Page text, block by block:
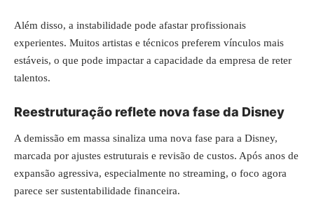
Além disso, a instabilidade pode afastar profissionais
experientes. Muitos artistas e técnicos preferem vínculos mais
estáveis, o que pode impactar a capacidade da empresa de reter
talentos.
Reestruturação reflete nova fase da Disney
A demissão em massa sinaliza uma nova fase para a Disney,
marcada por ajustes estruturais e revisão de custos. Após anos de
expansão agressiva, especialmente no streaming, o foco agora
parece ser sustentabilidade financeira.